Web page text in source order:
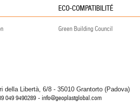
ECO-COMPATIBILITÉ
Green Building Council
della Libertà, 6/8 - 35010 Grantorto (Padova)
049 9490289 - info@geoplastglobal.com